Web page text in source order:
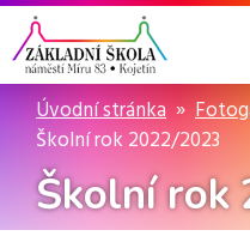
Úvodní stránka
Školní rok 2022/2023
Školní rok